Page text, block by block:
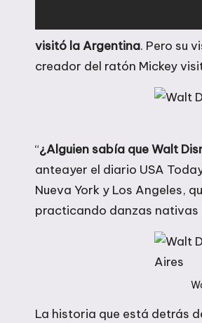
visitó la Argentina. Pero su
creador del ratón Mickey
“¿Alguien sabía que Walt
anteayer el diario USA
Nueva York y Los Angeles,
practicando danzas nativas
La historia que está detrás